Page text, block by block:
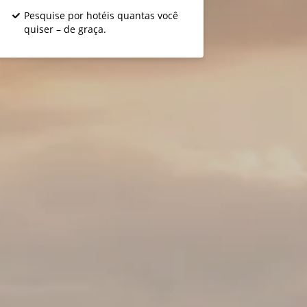
Pesquise por hotéis quantas você
quiser – de graça.